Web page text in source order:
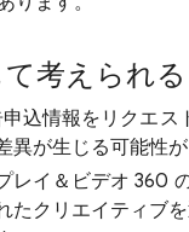
考えられ
込情報をリクエ
異が生じる可能性
レイ＆ビデオ 360
たクリエイティブ